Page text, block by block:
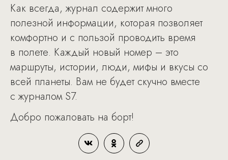
Как всегда, журнал содержит много
полезной информации, которая позволяет
комфортно и с пользой проводить время
в полете. Каждый новый номер – это
маршруты, истории, люди, мифы и вкусы со
всей планеты. Вам не будет скучно вместе
с журналом S7.
Добро пожаловать на борт!